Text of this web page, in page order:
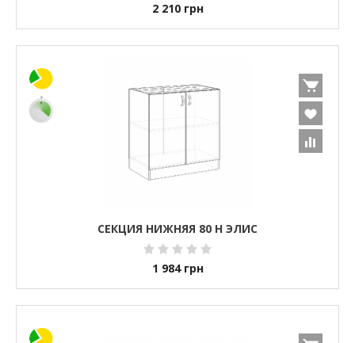
2 210 грн
СЕКЦИЯ НИЖНЯЯ 80 Н ЭЛИС
1 984 грн